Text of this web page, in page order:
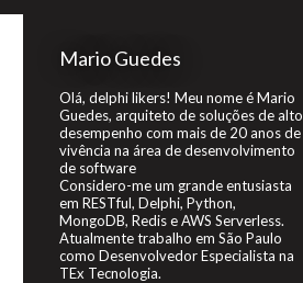
Mario Guedes
Olá, delphi likers! Meu nome é Mario
Guedes, arquiteto de soluções de alto
desempenho com mais de 20 anos de
vivência na área de desenvolvimento
de software
Considero-me um grande entusiasta
em RESTful, Delphi, Python,
MongoDB, Redis e AWS Serverless.
Atualmente trabalho em São Paulo
como Desenvolvedor Especialista na
TEx Tecnologia.